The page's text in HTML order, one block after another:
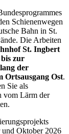
Schienenwegen
Bahn in St.
Die Arbeiten
St. Ingbert
zur
der
Ortsausgang Ost.
Sie als
vom Lärm der
Oktober 2026